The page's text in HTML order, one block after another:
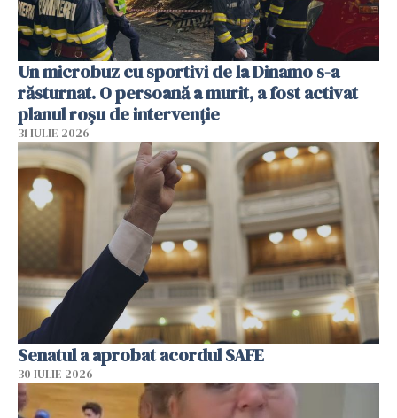
Un microbuz cu sportivi de la Dinamo s-a
răsturnat. O persoană a murit, a fost activat
planul roșu de intervenție
31 IULIE 2026
Senatul a aprobat acordul SAFE
30 IULIE 2026